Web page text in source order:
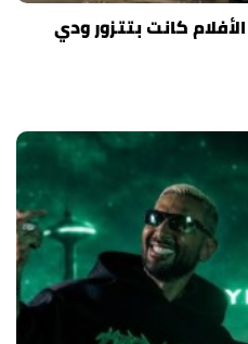
كانت بتتزور ودي